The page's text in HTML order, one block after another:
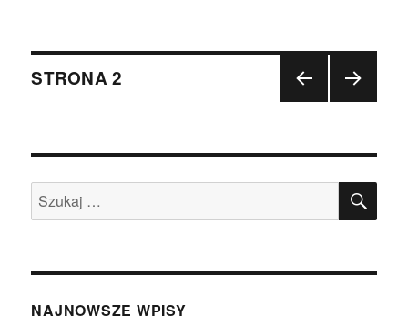
Nawigacja
wpisach
STR
ONA
STRONA2
STR
ONA
Szukaj:
NAJNOWSZE WPISY